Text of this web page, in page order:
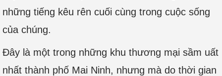
những tiếng kêu rên cuối cùng trong cuộc sống
của chúng.
Đây là một trong những khu thương mại sầm uất
nhất thành phố Mai Ninh, nhưng mà do thời gian